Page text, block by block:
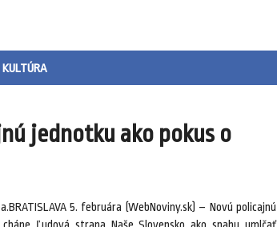
KULTÚRA
jednotku ako pokus o
5. februára (WebNoviny.sk) – Novú policajnú